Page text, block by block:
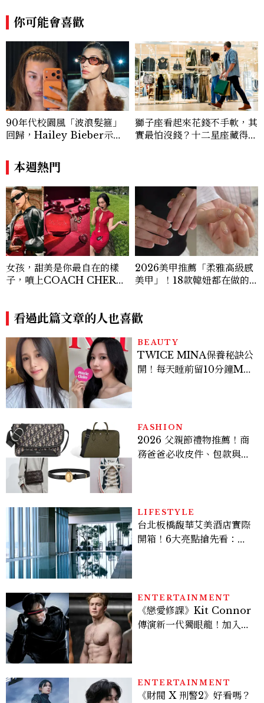
《美麗佳人》持續成為一本具影響力與溫度
的雜誌。
你可能會喜歡
90年代校園風「波浪髮箍」
回歸，Hailey Bieber示範
u髮箍未開賣先爆紅！
獅子座看起來花錢不手軟，其
實最怕沒錢？十二星座藏得最
本週熱門
女孩，甜美是你最自在的樣
子，噴上COACH CHERR
2026美甲推薦「柔雅高級感
美甲」！18款韓妞都在做的
看過此篇文章的人也喜歡
BEAUTY
TWICE MINA保養秘訣公
開！每天睡前留10分鐘ME
FASHION
2026 父親節禮物推薦！商
務爸爸必收皮件、包款與鞋
LIFESTYLE
台北板橋馥華艾美酒店實際
開箱！6大亮點搶先看：新
ENTERTAINMENT
《戀愛修課》Kit Connor
傳演新一代獨眼龍！加入新
ENTERTAINMENT
《財閥 X 刑警2》好看嗎？